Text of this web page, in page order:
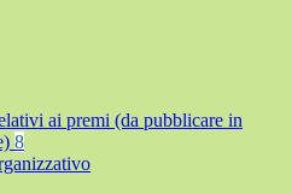
ai premi (da pubblicare in
8